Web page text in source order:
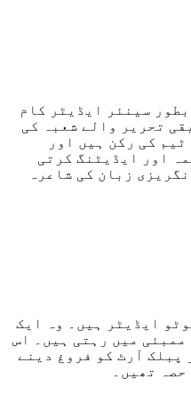
سینئر ایڈیٹر کام
تحریر والے شعبہ کی
کی رکن ہیں اور
اور ایڈیٹنگ کرتی
زبان کی شاعرہ
ایڈیٹر ہیں۔ وہ ایک
ممبئی میں رہتی ہیں۔ اس
پبلک آرٹ کو فروغ دینے
تھیں۔